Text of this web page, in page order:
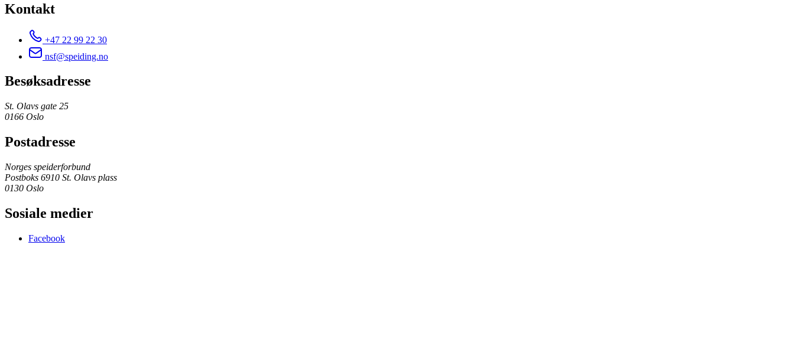
Kontakt
+47 22 99 22 30
nsf@speiding.no
Besøksadresse
St. Olavs gate 25
0166 Oslo
Postadresse
Norges speiderforbund
Postboks 6910 St. Olavs plass
0130 Oslo
Sosiale medier
Facebook